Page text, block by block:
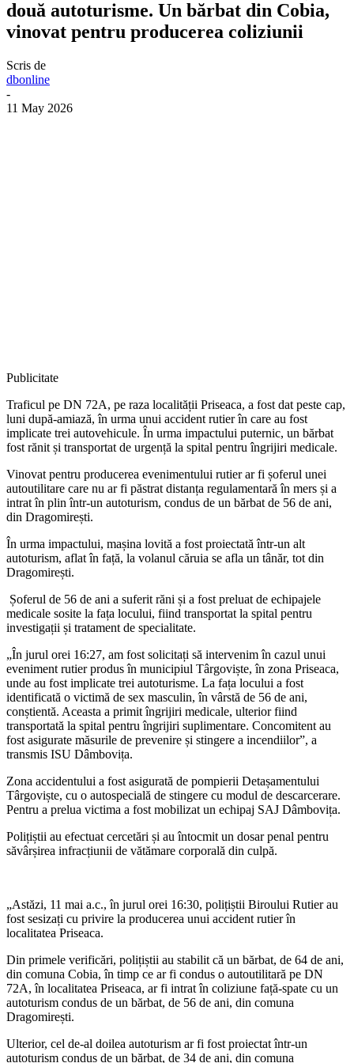
două autoturisme. Un bărbat din Cobia,
vinovat pentru producerea coliziunii
Scris de
dbonline
-
11 May 2026
Publicitate
Traficul pe DN 72A, pe raza localității Priseaca, a fost dat peste cap,
luni după-amiază, în urma unui accident rutier în care au fost
implicate trei autovehicule. În urma impactului puternic, un bărbat
fost rănit și transportat de urgență la spital pentru îngrijiri medicale.
Vinovat pentru producerea evenimentului rutier ar fi șoferul unei
autoutilitare care nu ar fi păstrat distanța regulamentară în mers și a
intrat în plin într-un autoturism, condus de un bărbat de 56 de ani,
din Dragomirești.
În urma impactului, mașina lovită a fost proiectată într-un alt
autoturism, aflat în față, la volanul căruia se afla un tânăr, tot din
Dragomirești.
Șoferul de 56 de ani a suferit răni și a fost preluat de echipajele
medicale sosite la fața locului, fiind transportat la spital pentru
investigații și tratament de specialitate.
„În jurul orei 16:27, am fost solicitați să intervenim în cazul unui
eveniment rutier produs în municipiul Târgoviște, în zona Priseaca,
unde au fost implicate trei autoturisme. La fața locului a fost
identificată o victimă de sex masculin, în vârstă de 56 de ani,
conștientă. Aceasta a primit îngrijiri medicale, ulterior fiind
transportată la spital pentru îngrijiri suplimentare. Concomitent au
fost asigurate măsurile de prevenire și stingere a incendiilor”, a
transmis ISU Dâmbovița.
Zona accidentului a fost asigurată de pompierii Detașamentului
Târgoviște, cu o autospecială de stingere cu modul de descarcerare.
Pentru a prelua victima a fost mobilizat un echipaj SAJ Dâmbovița.
Polițiștii au efectuat cercetări și au întocmit un dosar penal pentru
săvârșirea infracțiunii de vătămare corporală din culpă.
„Astăzi, 11 mai a.c., în jurul orei 16:30, polițiștii Biroului Rutier au
fost sesizați cu privire la producerea unui accident rutier în
localitatea Priseaca.
Din primele verificări, polițiștii au stabilit că un bărbat, de 64 de ani,
din comuna Cobia, în timp ce ar fi condus o autoutilitară pe DN
72A, în localitatea Priseaca, ar fi intrat în coliziune față-spate cu un
autoturism condus de un bărbat, de 56 de ani, din comuna
Dragomirești.
Ulterior, cel de-al doilea autoturism ar fi fost proiectat într-un
autoturism condus de un bărbat, de 34 de ani, din comuna